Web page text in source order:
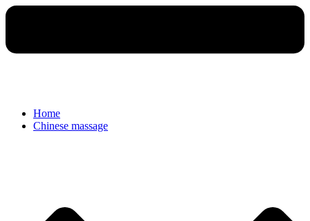
Home
Chinese massage